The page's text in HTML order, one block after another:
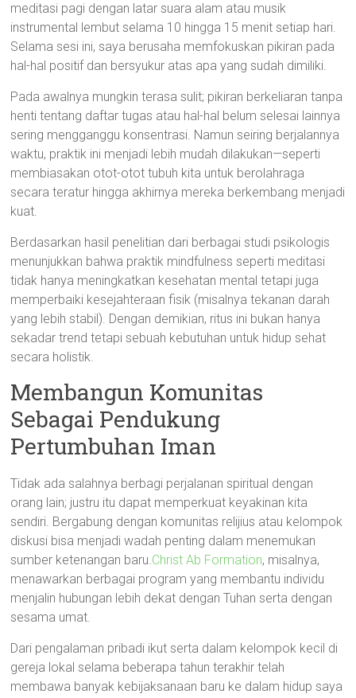
meditasi pagi dengan latar suara alam atau musik
instrumental lembut selama 10 hingga 15 menit setiap hari.
Selama sesi ini, saya berusaha memfokuskan pikiran pada
hal-hal positif dan bersyukur atas apa yang sudah dimiliki.
Pada awalnya mungkin terasa sulit; pikiran berkeliaran tanpa
henti tentang daftar tugas atau hal-hal belum selesai lainnya
sering mengganggu konsentrasi. Namun seiring berjalannya
waktu, praktik ini menjadi lebih mudah dilakukan—seperti
membiasakan otot-otot tubuh kita untuk berolahraga
secara teratur hingga akhirnya mereka berkembang menjadi
kuat.
Berdasarkan hasil penelitian dari berbagai studi psikologis
menunjukkan bahwa praktik mindfulness seperti meditasi
tidak hanya meningkatkan kesehatan mental tetapi juga
memperbaiki kesejahteraan fisik (misalnya tekanan darah
yang lebih stabil). Dengan demikian, ritus ini bukan hanya
sekadar trend tetapi sebuah kebutuhan untuk hidup sehat
secara holistik.
Membangun Komunitas
Sebagai Pendukung
Pertumbuhan Iman
Tidak ada salahnya berbagi perjalanan spiritual dengan
orang lain; justru itu dapat memperkuat keyakinan kita
sendiri. Bergabung dengan komunitas relijius atau kelompok
diskusi bisa menjadi wadah penting dalam menemukan
sumber ketenangan baru.Christ Ab Formation, misalnya,
menawarkan berbagai program yang membantu individu
menjalin hubungan lebih dekat dengan Tuhan serta dengan
sesama umat.
Dari pengalaman pribadi ikut serta dalam kelompok kecil di
gereja lokal selama beberapa tahun terakhir telah
membawa banyak kebijaksanaan baru ke dalam hidup saya